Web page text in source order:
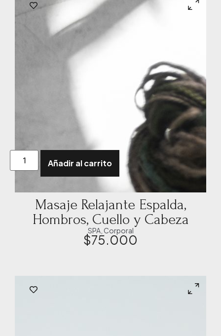
Añadir al carrito
Masaje Relajante Espalda,
Hombros, Cuello y Cabeza
SPA, Corporal
$75.000